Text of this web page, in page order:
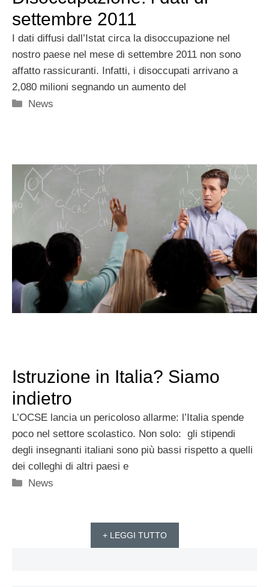
settembre 2011
I dati diffusi dall’Istat circa la disoccupazione nel
nostro paese nel mese di settembre 2011 non sono
affatto rassicuranti. Infatti, i disoccupati arrivano a
2,080 milioni segnando un aumento del
Categorie
News
Istruzione in Italia? Siamo
indietro
L’OCSE lancia un pericoloso allarme: l’Italia spende
poco nel settore scolastico. Non solo: gli stipendi
degli insegnanti italiani sono più bassi rispetto a quelli
dei colleghi di altri paesi e
Categorie
News
+ LEGGI TUTTO